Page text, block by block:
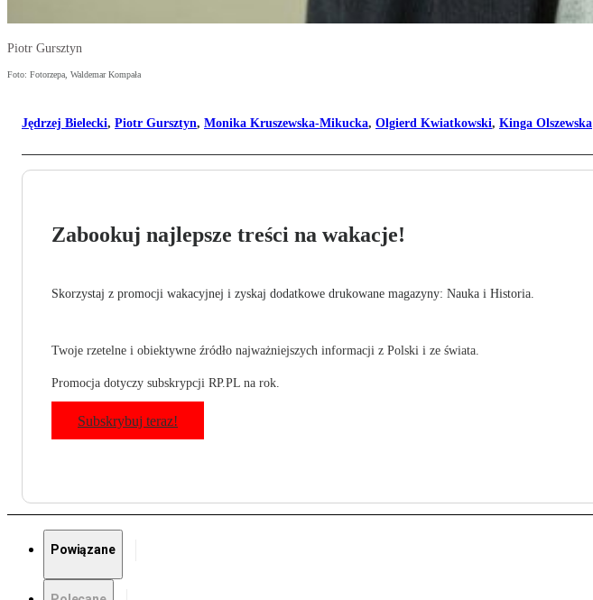
Piotr Gursztyn
Foto: Fotorzepa, Waldemar Kompała
Jędrzej Bielecki, Piotr Gursztyn, Monika Kruszewska-Mikucka, Olgierd Kwiatkowski, Kinga Olszewska
Zabookuj najlepsze treści na wakacje!
Skorzystaj z promocji wakacyjnej i zyskaj dodatkowe drukowane magazyny: Nauka i Historia.
Twoje rzetelne i obiektywne źródło najważniejszych informacji z Polski i ze świata.
Promocja dotyczy subskrypcji RP.PL na rok.
Subskrybuj teraz!
Powiązane